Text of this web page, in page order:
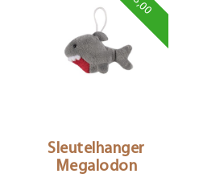
Sleutelhanger
Megalodon